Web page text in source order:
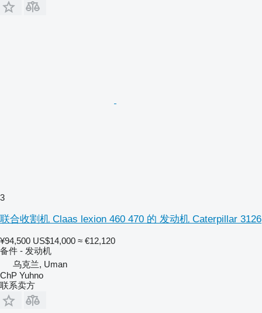
3
联合收割机 Claas lexion 460 470 的 发动机 Caterpillar 3126
¥94,500 US$14,000 ≈ €12,120
备件 - 发动机
乌克兰, Uman
ChP Yuhno
联系卖方